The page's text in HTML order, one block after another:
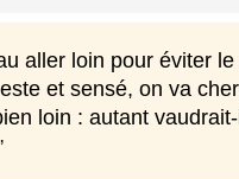
aller loin pour éviter
et sensé, on va
loin : autant